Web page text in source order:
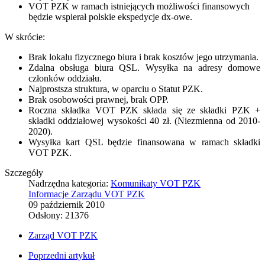
VOT PZK w ramach istniejących możliwości finansowych
będzie wspierał polskie ekspedycje dx-owe.
W skrócie:
Brak lokalu fizycznego biura i brak kosztów jego utrzymania.
Zdalna obsługa biura QSL. Wysyłka na adresy domowe
członków oddziału.
Najprostsza struktura, w oparciu o Statut PZK.
Brak osobowości prawnej, brak OPP.
Roczna składka VOT PZK składa się ze składki PZK +
składki oddziałowej wysokości 40 zł. (Niezmienna od 2010-
2020).
Wysyłka kart QSL będzie finansowana w ramach składki
VOT PZK.
Szczegóły
Nadrzędna kategoria: Komunikaty VOT PZK
Informacje Zarządu VOT PZK
09 październik 2010
Odsłony: 21376
Zarząd VOT PZK
Poprzedni artykuł